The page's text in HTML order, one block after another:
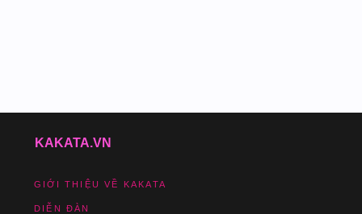
KAKATA.VN
GIỚI THIỆU VỀ KAKATA
DIỄN ĐÀN